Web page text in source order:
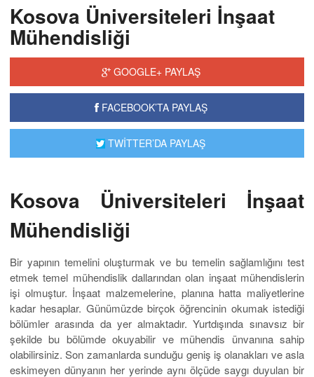
Kosova Üniversiteleri İnşaat
Mühendisliği
GOOGLE+ PAYLAŞ
FACEBOOK’TA PAYLAŞ
TWİTTER’DA PAYLAŞ
Kosova Üniversiteleri İnşaat
Mühendisliği
Bir yapının temelini oluşturmak ve bu temelin sağlamlığını test
etmek temel mühendislik dallarından olan inşaat mühendislerin
işi olmuştur. İnşaat malzemelerine, planına hatta maliyetlerine
kadar hesaplar. Günümüzde birçok öğrencinin okumak istediği
bölümler arasında da yer almaktadır. Yurtdışında sınavsız bir
şekilde bu bölümde okuyabilir ve mühendis ünvanına sahip
olabilirsiniz. Son zamanlarda sunduğu geniş iş olanakları ve asla
eskimeyen dünyanın her yerinde aynı ölçüde saygı duyulan bir